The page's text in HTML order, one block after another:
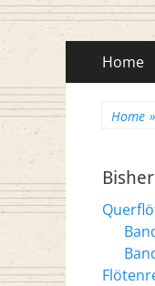
Menü
Inhalt
Home
Home »